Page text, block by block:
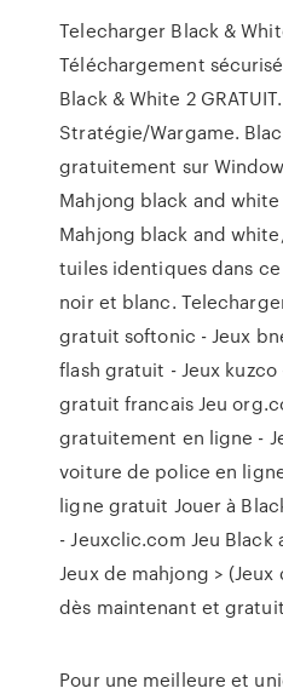
Telecharger Black &
Téléchargement
Black & White 2
Stratégie/Wargame.
gratuitement sur
Mahjong black and
Mahjong black and
tuiles identiques dans
noir et blanc.
gratuit softonic - Jeux
flash gratuit - Jeux
gratuit francais Jeu
gratuitement en ligne -
voiture de police en
ligne gratuit Jouer à
- Jeuxclic.com Jeu Black
Jeux de mahjong >
dès maintenant et
Pour une meilleure et